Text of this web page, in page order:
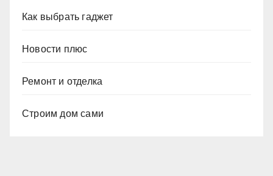
Как выбрать гаджет
Новости плюс
Ремонт и отделка
Строим дом сами